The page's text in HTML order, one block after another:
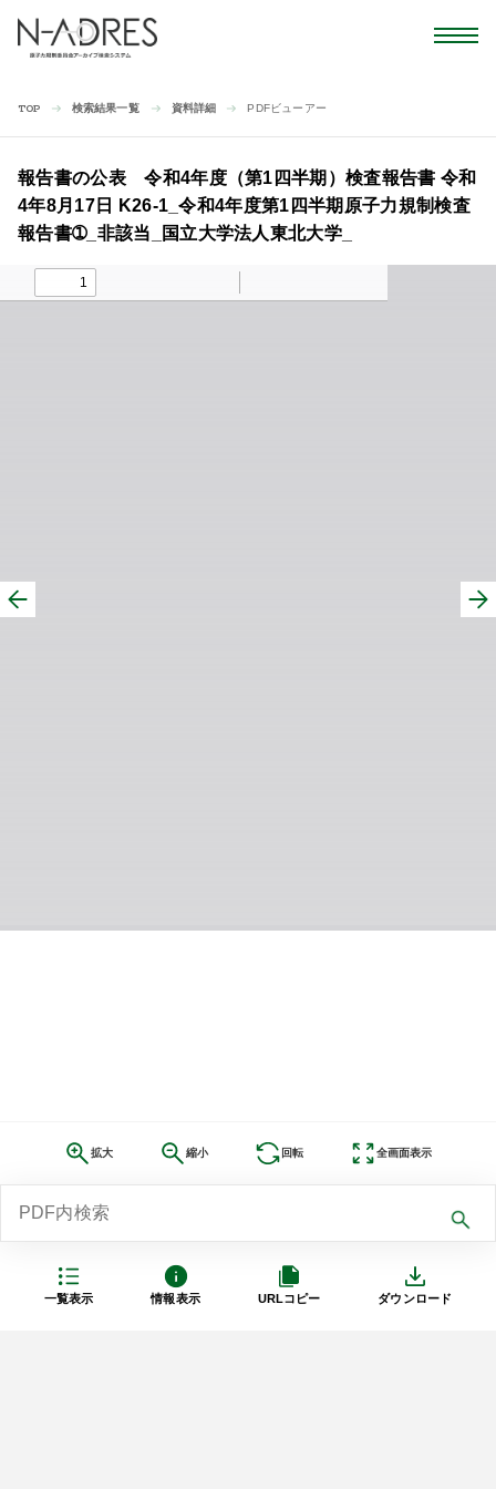
TOP 検索結果一覧 資料詳細 PDFビューアー
一覧表示 情報表示 URLコピー ダウンロード
報告書の公表 令和4年度（第1四半期）検査報告書 令和
4年8月17日 K26-1_令和4年度第1四半期原子力規制検査
報告書➀_非該当_国立大学法人東北大学_
拡大 縮小 回転 全画面表示